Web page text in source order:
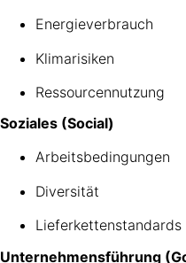
Energieverbrauch
Klimarisiken
Ressourcennutzung
Soziales (Social)
Arbeitsbedingungen
Diversität
Lieferkettenstandards
Unternehmensführung